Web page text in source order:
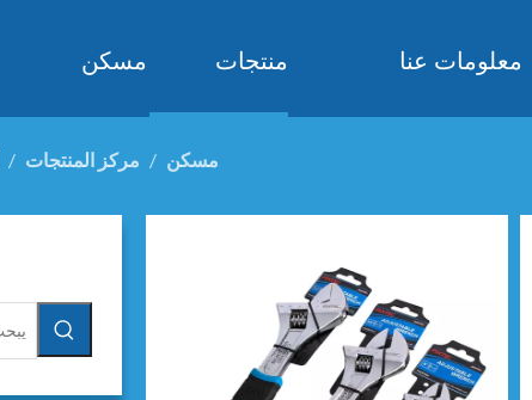
معلومات عنا منتجات مسكن
مسكن / مركز المنتجات /